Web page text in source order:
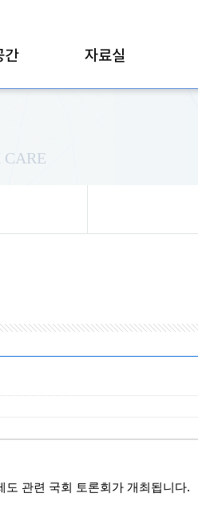
간 자료실
관련 국회 토론회가 개최됩니다.